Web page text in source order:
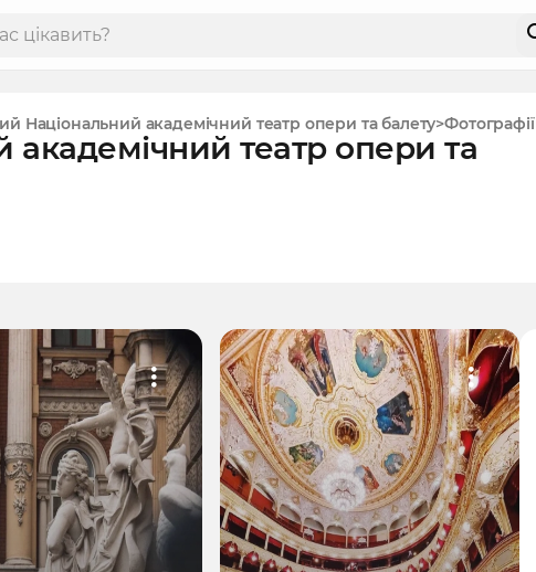
Національний академічний театр опери та балету Фотографії
театр опери та